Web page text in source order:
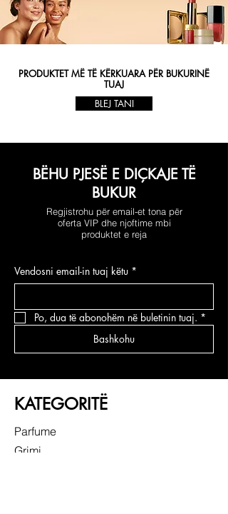
PRODUKTET MË TË KËRKUARA PËR BUKURINË
TUAJ
BLEJ TANI
BËHU PJESË E DIÇKAJE TË
BUKUR
Regjistrohu për email-et tona për
oferta VIP dhe njoftime mbi
produktet e reja
Vendosni email-in tuaj këtu *
Po, dua të abonohëm në buletinin tuaj. *
Bashkohu
KATEGORITË
Parfume
Grimi